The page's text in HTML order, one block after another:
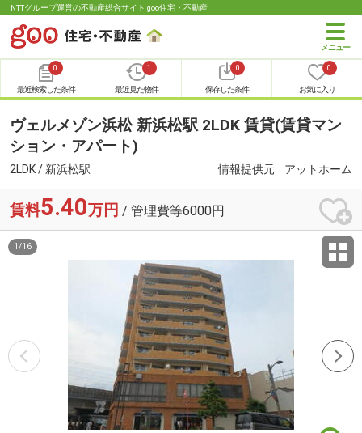
NTTグループ運営の不動産総合サイト goo住宅・不動産
0
最近検索した条件
1
最近見た物件
0
保存した条件
0
お気に入り
ヴェルメゾン浜松 新浜松駅 2LDK 賃貸(賃貸マン
ション・アパート)
2LDK / 新浜松駅 情報提供元 アットホーム
賃料5.40万円 / 管理費等6000円
1 /16